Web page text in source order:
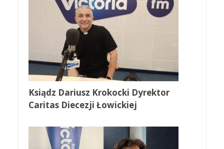
Ksiądz Dariusz Krokocki Dyrektor
Caritas Diecezji Łowickiej